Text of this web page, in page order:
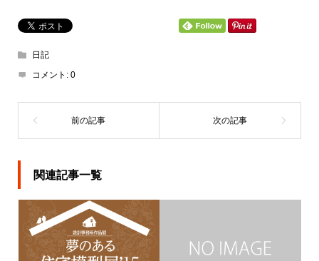
日記
コメント: 0
関連記事一覧